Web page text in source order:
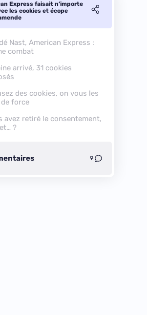
Express faisait n’importe
les cookies et écope
Nast, American Express :
combat
arrivé, 31 cookies
des cookies, on vous les
force
avez retiré le consentement,
?
9